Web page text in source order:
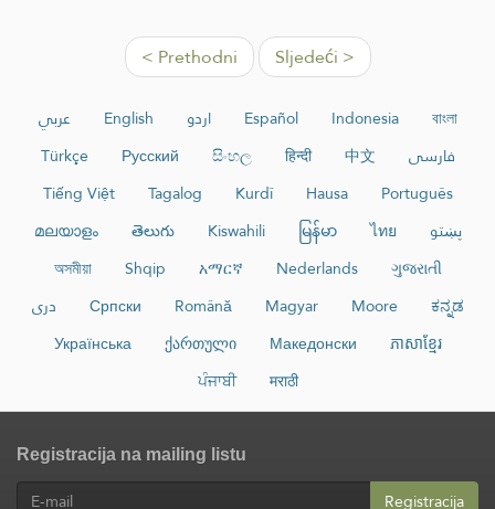
< Prethodni Sljedeći >
عربي English اردو Español Indonesia
বাংলা
Türkçe
Русский සිංහල हिन्दी 中文
فارسی
Tiếng Việt
Tagalog Kurdî Hausa
Português
മലയാളം
తెలుగు Kiswahili မြန်မာ ไทย
پښتو
অসমীয়া
Shqip አማርኛ Nederlands
ગુજરાતી
دری
Српски Română Magyar Moore
ಕನ್ನಡ
Українська
ქართული Македонски
ភាសាខ្មែរ
ਪੰਜਾਬੀ
मराठी
Registracija na mailing listu
Registracija